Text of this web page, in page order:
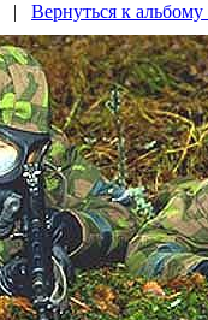
| Вернуться к